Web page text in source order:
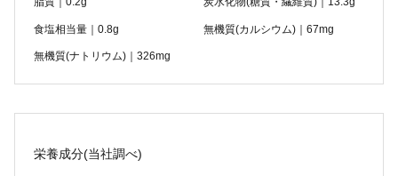
食塩相当量｜0.8g 無機質(カルシウム)｜67mg
無機質(ナトリウム)｜326mg
栄養成分(当社調べ)